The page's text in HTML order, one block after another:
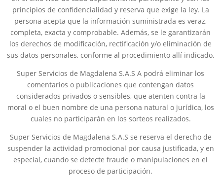
principios de confidencialidad y reserva que exige la ley. La
persona acepta que la información suministrada es veraz,
completa, exacta y comprobable. Además, se le garantizarán
los derechos de modificación, rectificación y/o eliminación de
sus datos personales, conforme al procedimiento allí indicado.
Super Servicios de Magdalena S.A.S A podrá eliminar los
comentarios o publicaciones que contengan datos
considerados privados o sensibles, que atenten contra la
moral o el buen nombre de una persona natural o jurídica, los
cuales no participarán en los sorteos realizados.
Super Servicios de Magdalena S.A.S se reserva el derecho de
suspender la actividad promocional por causa justificada, y en
especial, cuando se detecte fraude o manipulaciones en el
proceso de participación.